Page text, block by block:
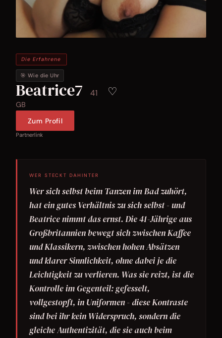
Die Erfahrene
🎯 Wie die Uhr
Beatrice7 41 ♡
GB
Zum Profil
Partnerlink
WER STECKT DAHINTER
Wer sich selbst beim Tanzen im Bad zuhört,
hat ein gutes Verhältnis zu sich selbst - und
Beatrice nimmt das ernst. Die 41-Jährige aus
Großbritannien bewegt sich zwischen Kaffee
und Klassikern, zwischen hohen Absätzen
und klarer Sinnlichkeit, ohne dabei je die
Leichtigkeit zu verlieren. Was sie reizt, ist die
Kontrolle im Gegenteil: gefesselt,
vollgestopft, in Uniformen - diese Kontraste
sind bei ihr kein Widerspruch, sondern die
gleiche Authentizität, die sie auch beim